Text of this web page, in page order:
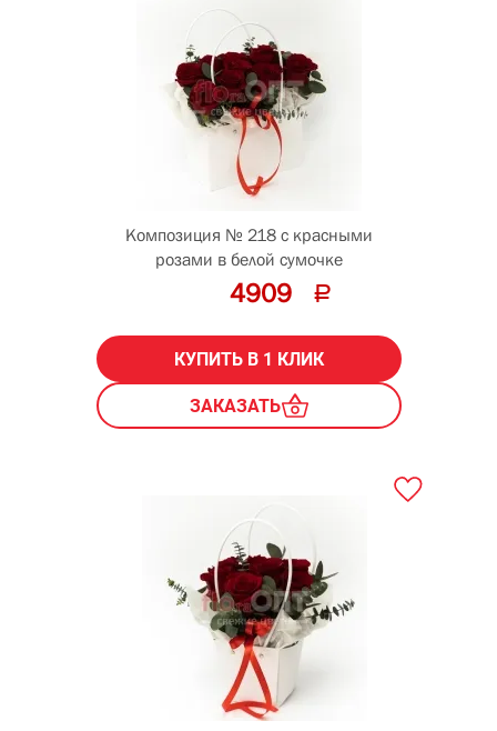
Композиция № 218 с красными
розами в белой сумочке
4909
КУПИТЬ В 1 КЛИК
ЗАКАЗАТЬ